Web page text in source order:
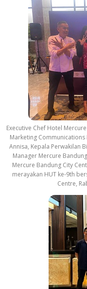
Executive Chef Hotel
Marketing
Annisa, Kepala Perwakilan
Manager Mercure
Mercure Bandung City
merayakan HUT ke-9th
Centre,